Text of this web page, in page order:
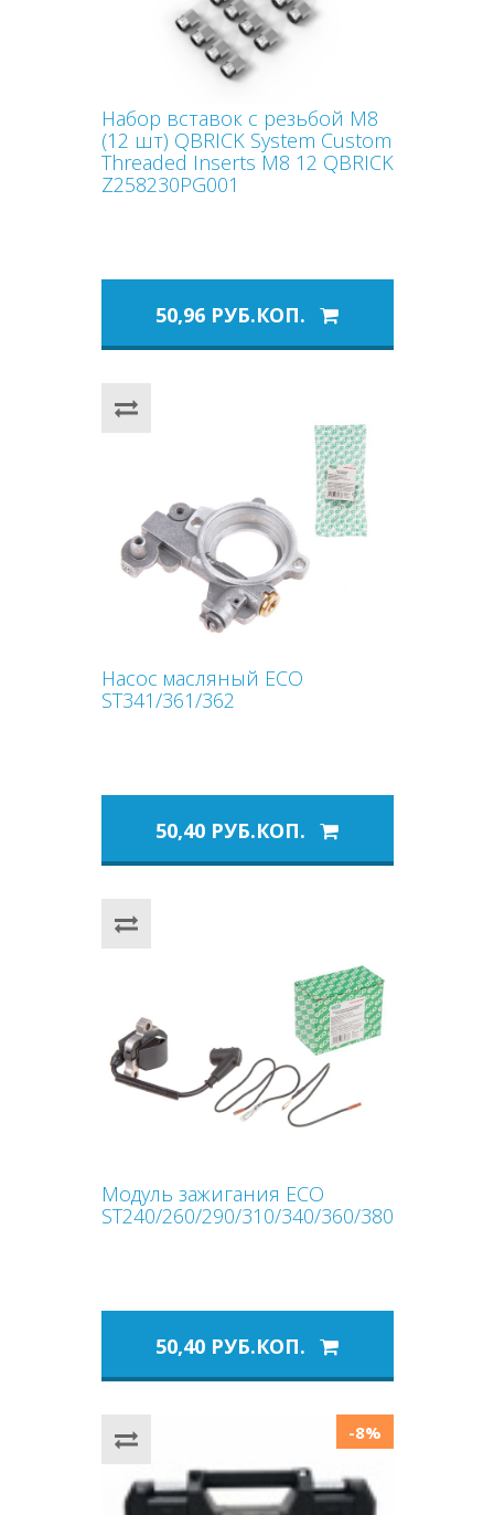
Набор вставок с резьбой М8
(12 шт) QBRICK System Custom
Threaded Inserts M8 12 QBRICK
Z258230PG001
50,96 РУБ.КОП.
Насос масляный ECO
ST341/361/362
50,40 РУБ.КОП.
Модуль зажигания ECO
ST240/260/290/310/340/360/380/390/440/
50,40 РУБ.КОП.
-8%